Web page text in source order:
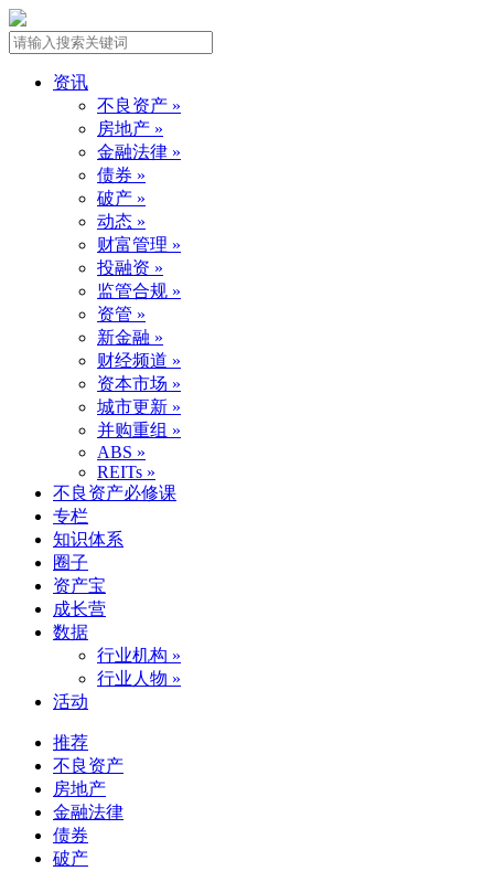
资讯
不良资产 »
房地产 »
金融法律 »
债券 »
破产 »
动态 »
财富管理 »
投融资 »
监管合规 »
资管 »
新金融 »
财经频道 »
资本市场 »
城市更新 »
并购重组 »
ABS »
REITs »
不良资产必修课
专栏
知识体系
圈子
资产宝
成长营
数据
行业机构 »
行业人物 »
活动
推荐
不良资产
房地产
金融法律
债券
破产